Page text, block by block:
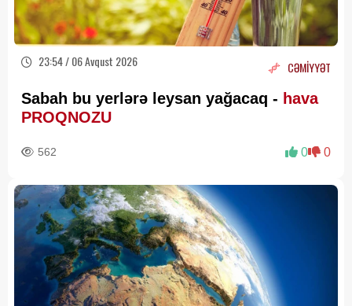
23:54 / 06 Avqust 2026 CƏMİYYƏT
Sabah bu yerlərə leysan yağacaq - hava
PROQNOZU
562 0 0